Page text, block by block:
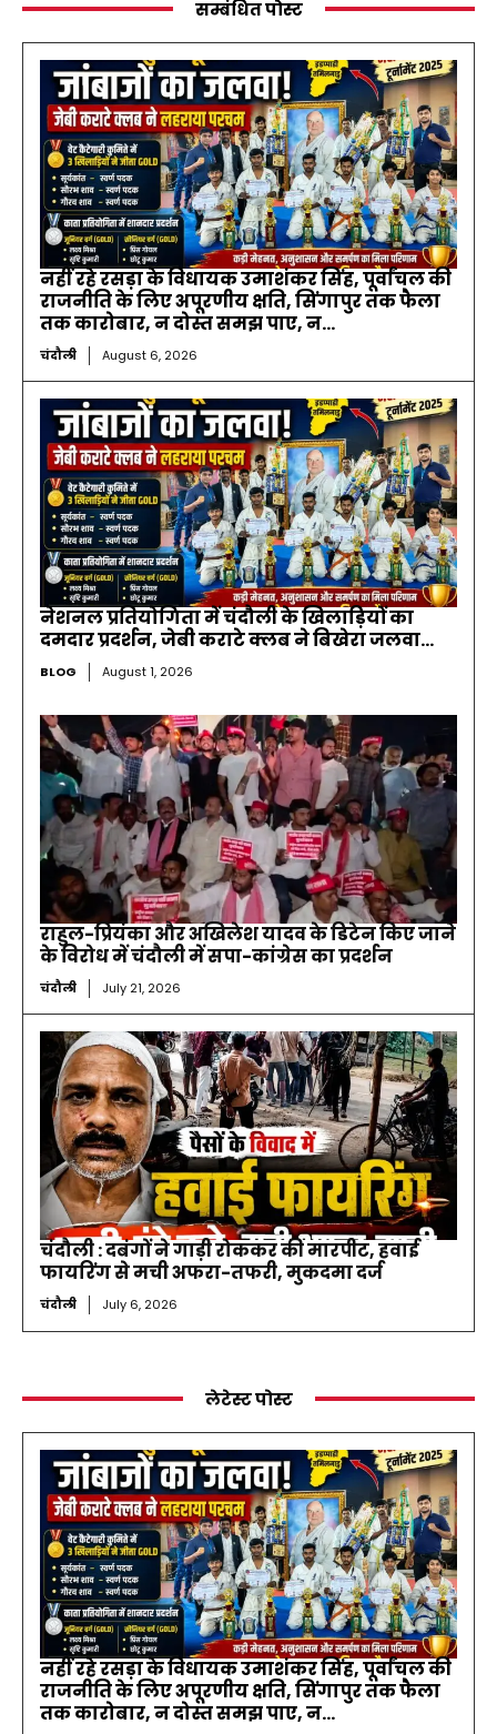
सम्बंधित पोस्ट
नहीं रहे रसड़ा के विधायक उमाशंकर सिंह, पूर्वांचल की
राजनीति के लिए अपूरणीय क्षति, सिंगापुर तक फैला
तक कारोबार, न दोस्त समझ पाए, न...
चंदौली August 6, 2026
नेशनल प्रतियोगिता में चंदौली के खिलाड़ियों का
दमदार प्रदर्शन, जेबी कराटे क्लब ने बिखेरा जलवा…
BLOG August 1, 2026
राहुल-प्रियंका और अखिलेश यादव के डिटेन किए जाने
के विरोध में चंदौली में सपा-कांग्रेस का प्रदर्शन
चंदौली July 21, 2026
चंदौली : दबंगों ने गाड़ी रोककर की मारपीट, हवाई
फायरिंग से मची अफरा-तफरी, मुकदमा दर्ज
चंदौली July 6, 2026
लेटेस्ट पोस्ट
नहीं रहे रसड़ा के विधायक उमाशंकर सिंह, पूर्वांचल की
राजनीति के लिए अपूरणीय क्षति, सिंगापुर तक फैला
तक कारोबार, न दोस्त समझ पाए, न...